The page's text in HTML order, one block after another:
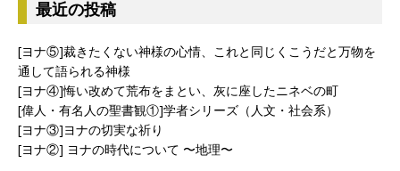
最近の投稿
[ヨナ⑤]裁きたくない神様の心情、これと同じくこうだと万物を
通して語られる神様
[ヨナ④]悔い改めて荒布をまとい、灰に座したニネベの町
[偉人・有名人の聖書観①]学者シリーズ（人文・社会系）
[ヨナ③]ヨナの切実な祈り
[ヨナ②] ヨナの時代について 〜地理〜